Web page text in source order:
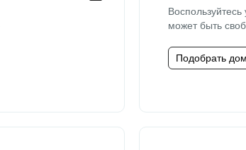
может быть
Подобрать